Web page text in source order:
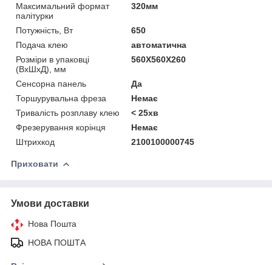
Максимальний формат
палітурки
320мм
Потужність, Вт
650
Подача клею
автоматична
Розміри в упаковці
(ВхШхД), мм
560X560X260
Сенсорна панель
Да
Торшурувальна фреза
Немає
Тривалість розплаву клею
< 25хв
Фрезерування корінця
Немає
Штрихкод
2100100000745
Приховати
Умови доставки
Нова Пошта
НОВА ПОШТА